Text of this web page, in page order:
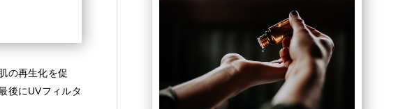
の再生化を促
後にUVフィルタ